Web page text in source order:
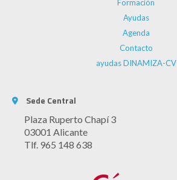
Formación
Ayudas
Agenda
Contacto
ayudas DINAMIZA-CV
Sede Central
Plaza Ruperto Chapí 3
03001 Alicante
Tlf. 965 148 638